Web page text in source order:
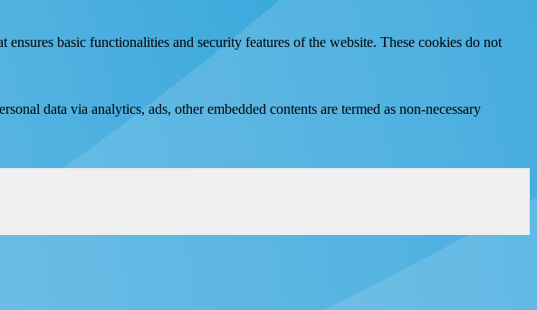
basic functionalities and security features of the website. These cookies do not
data via analytics, ads, other embedded contents are termed as non-necessary